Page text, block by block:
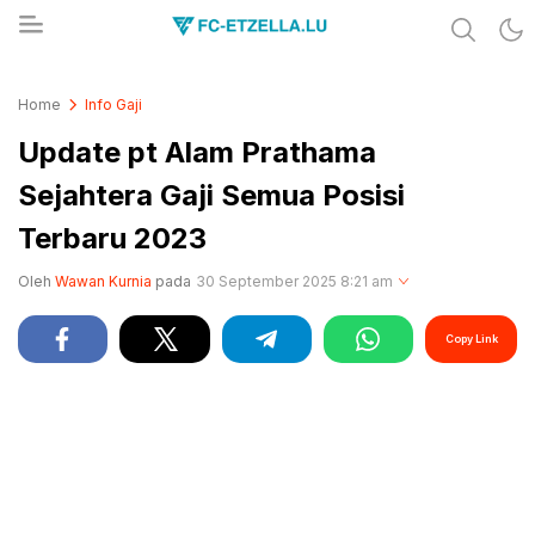
Home Info Gaji
Update pt Alam Prathama
Sejahtera Gaji Semua Posisi
Terbaru 2023
Oleh Wawan Kurnia pada 30 September 2025 8:21 am
Copy Link